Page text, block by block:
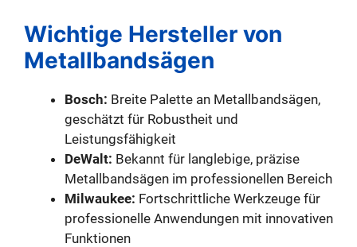
Wichtige Hersteller von
Metallbandsägen
Bosch: Breite Palette an Metallbandsägen,
geschätzt für Robustheit und
Leistungsfähigkeit
DeWalt: Bekannt für langlebige, präzise
Metallbandsägen im professionellen Bereich
Milwaukee: Fortschrittliche Werkzeuge für
professionelle Anwendungen mit innovativen
Funktionen